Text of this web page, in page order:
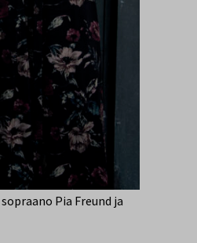
Pia Freund ja